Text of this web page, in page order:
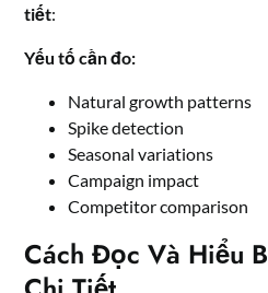
tiết:
Yếu tố cần đo:
Natural growth patterns
Spike detection
Seasonal variations
Campaign impact
Competitor comparison
Cách Đọc Và Hiểu